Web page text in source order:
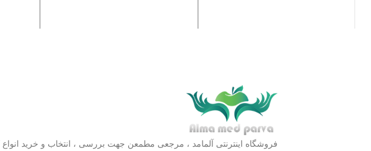
فروشگاه اینترنتی آلمامد ، مرجعی مطمعن جهت بررسی ، انتخاب و خرید انواع